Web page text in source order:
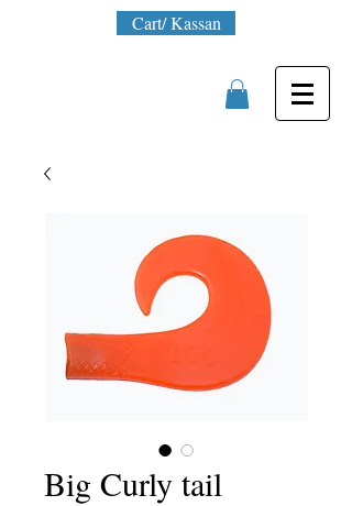
Cart/ Kassan
Big Curly tail